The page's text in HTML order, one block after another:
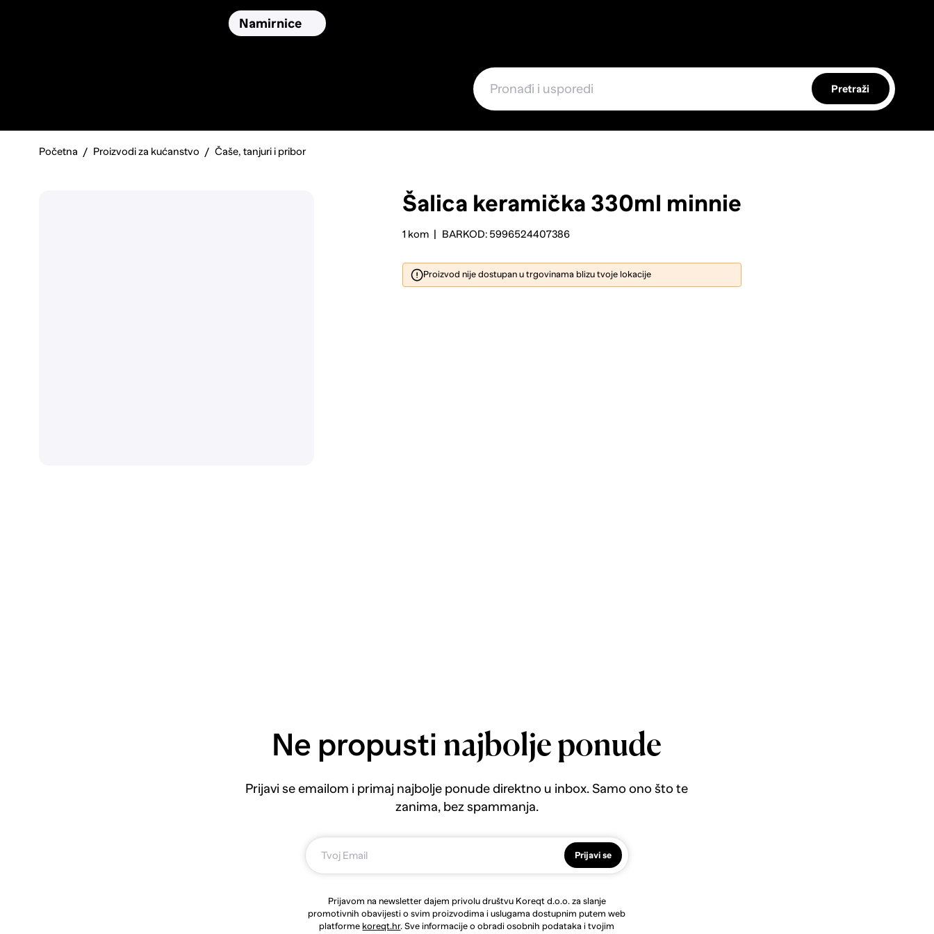
Namirnice
Pretraži
Početna Proizvodi za kućanstvo Čaše, tanjuri i pribor
Šalica keramička 330ml minnie
1 kom BARKOD: 5996524407386
Proizvod nije dostupan u trgovinama blizu tvoje lokacije
Ne propusti najbolje ponude
Prijavi se emailom i primaj najbolje ponude direktno u inbox. Samo ono što te
zanima, bez spammanja.
Prijavi se
Prijavom na newsletter dajem privolu društvu Koreqt d.o.o. za slanje
promotivnih obavijesti o svim proizvodima i uslugama dostupnim putem web
platforme koreqt.hr. Sve informacije o obradi osobnih podataka i tvojim